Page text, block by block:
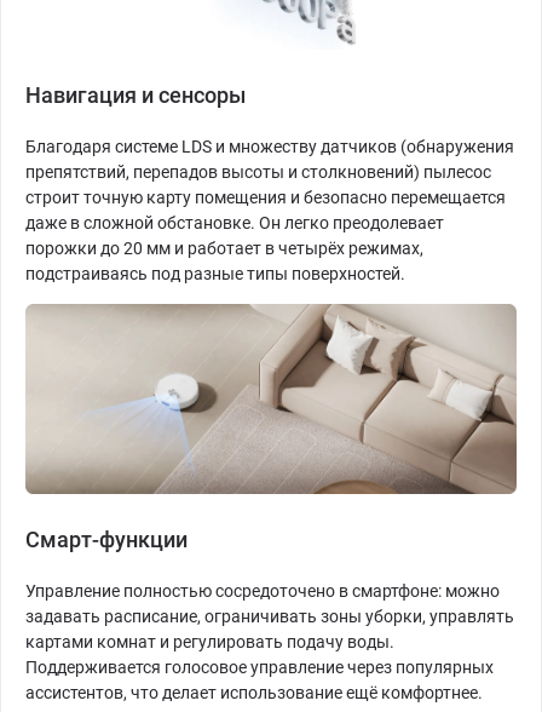
Навигация и сенсоры
Благодаря системе LDS и множеству датчиков (обнаружения
препятствий, перепадов высоты и столкновений) пылесос
строит точную карту помещения и безопасно перемещается
даже в сложной обстановке. Он легко преодолевает
порожки до 20 мм и работает в четырёх режимах,
подстраиваясь под разные типы поверхностей.
Смарт-функции
Управление полностью сосредоточено в смартфоне: можно
задавать расписание, ограничивать зоны уборки, управлять
картами комнат и регулировать подачу воды.
Поддерживается голосовое управление через популярных
ассистентов, что делает использование ещё комфортнее.